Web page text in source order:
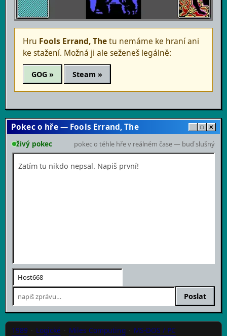
Hru Fools Errand, Thetu nemáme ke hraní ani
ke stažení. Možná ji ale seženeš legálně:
GOG » Steam »
Pokec o hře — Fools Errand, The □ ✕
živý pokec pokec o téhle hře v reálném čase — buď slušný
Zatím tu nikdo nepsal. Napiš první!
Poslat
1989 · Logické · Miles Computing · MS-DOS / PC